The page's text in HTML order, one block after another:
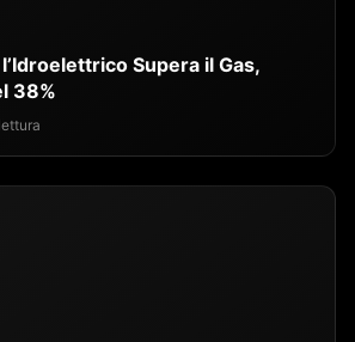
Supera il Gas,
38%